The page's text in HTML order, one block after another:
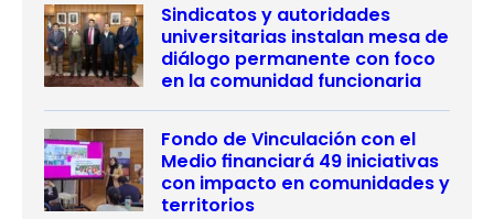
Sindicatos y autoridades
universitarias instalan mesa de
diálogo permanente con foco
en la comunidad funcionaria
Fondo de Vinculación con el
Medio financiará 49 iniciativas
con impacto en comunidades y
territorios